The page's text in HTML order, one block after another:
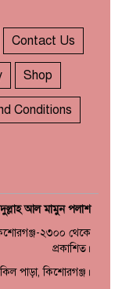
Contact Us
Shop
Conditions
আল মামুন পলাশ
২৩০০ থেকে
প্রকাশিত।
পাড়া, কিশোরগঞ্জ।